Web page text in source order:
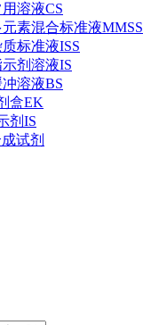
溶液CS
元素混合标准液MMSS
标准液ISS
剂溶液IS
溶液BS
盒EK
剂IS
试剂